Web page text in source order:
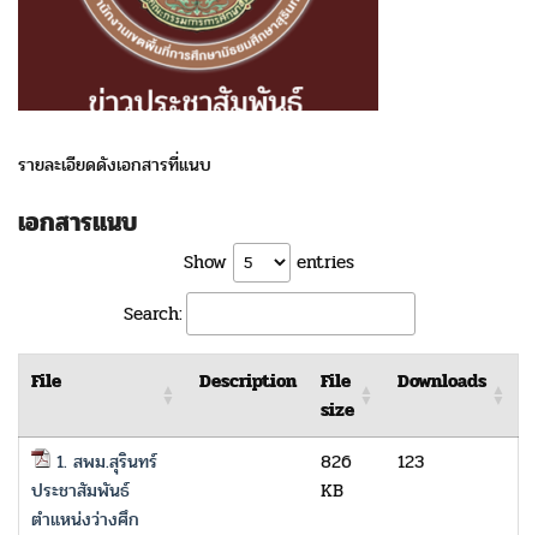
รายละเอียดดังเอกสารที่แนบ
เอกสารแนบ
Show
entries
Search:
File Description
File
size
Downloads
1. สพม.สุรินทร์
ประชาสัมพันธ์
ตำแหน่งว่างศึก
826
KB
123